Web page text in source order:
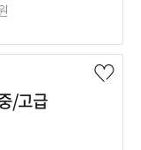
/고급